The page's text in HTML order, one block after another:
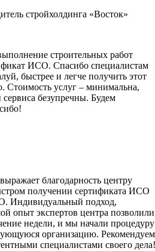
стройхолдинга «Восток»
строительных работ
ИСО. Спасибо специалистам
быстрее и легче получить этот
Стоимость услуг – минимальна,
безупречны. Будем
благодарность центру
получении сертификата ИСО
Индивидуальный подход,
опыт экспертов центра позволили
недели, и мы начали процедуру
организацию. Рекомендуем
специалистами своего дела!